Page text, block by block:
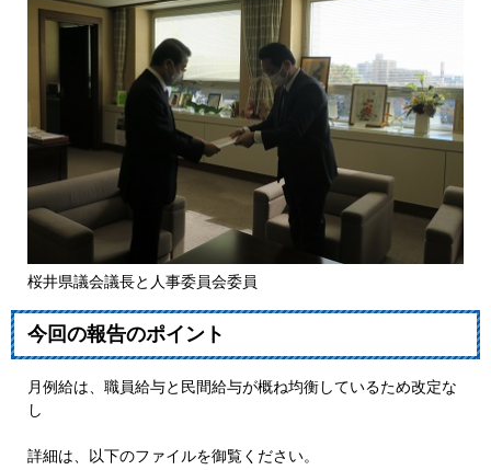
桜井県議会議長と人事委員会委員
今回の報告のポイント
月例給は、職員給与と民間給与が概ね均衡しているため改定な
し
詳細は、以下のファイルを御覧ください。